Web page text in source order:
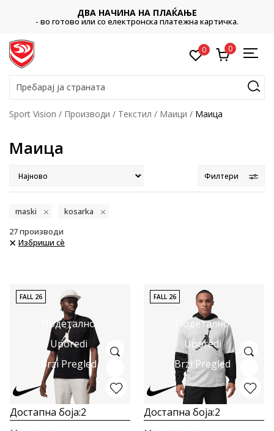
ДВА НАЧИНА НА ПЛАЌАЊЕ
- во готово или со електронска платежна картичка.
0 0
Пребарај ја страната
Sport Vision Производи Текстил Маици Маица
Маица
Филтери
maski
kosarka
27производи
Избриши сè
Подетално
Uporedi
Brzi Pregled
FALL 26
Достапна боја:2
Подетално
Uporedi
Brzi Pregled
FALL 26
Достапна боја:2